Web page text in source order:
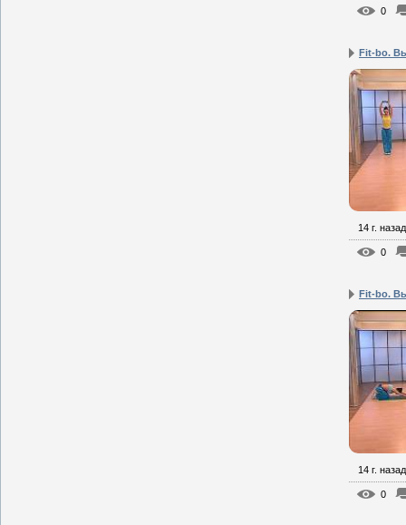
0
Fit-bo.
14 г. назад
0
Fit-bo.
14 г. назад
0